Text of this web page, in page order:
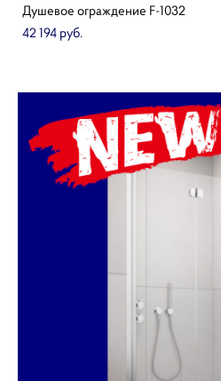
Душевое ограждение F-1032
42 194 pуб.